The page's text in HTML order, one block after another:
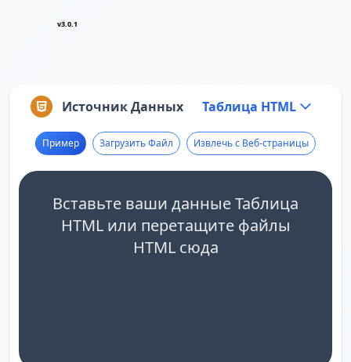
v3.0.1
Источник Данных Таблица HTML
Пример Загрузить Файл Извлечь с Веб-страницы
Вставьте ваши данные Таблица
HTML или перетащите файлы
HTML сюда